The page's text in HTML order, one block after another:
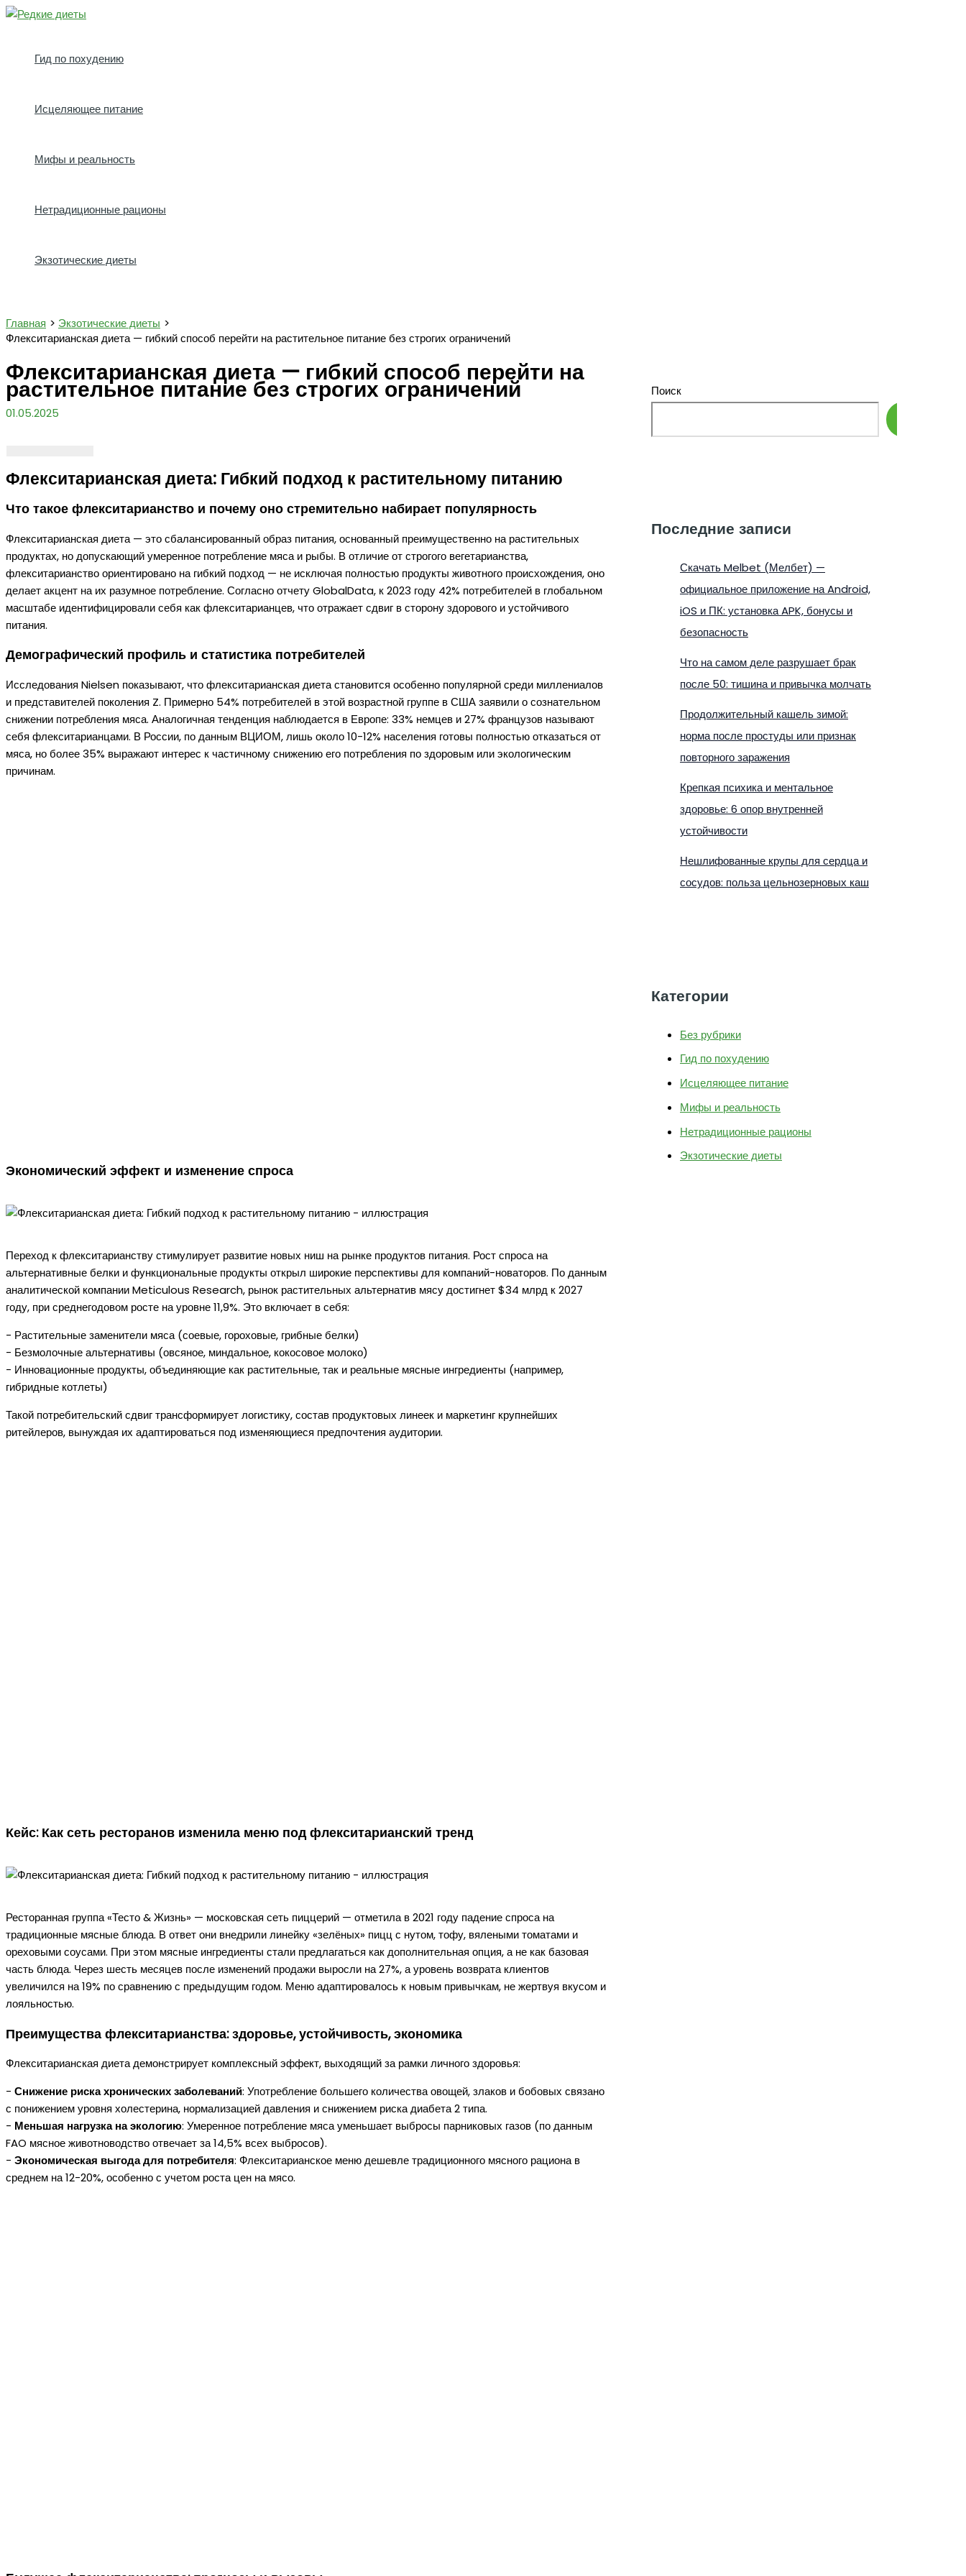
Перейти
Гид по похудению
Исцеляющее питание
Мифы и реальность
Нетрадиционные рационы
Экзотические диеты
Главная
Экзотические диеты
Флекситарианская диета — гибкий способ перейти на растительное питание без строгих ограничений
Флекситарианская диета — гибкий способ перейти на
растительное питание без строгих ограничений
01.05.2025
Флекситарианская диета: Гибкий подход к растительному питанию
Что такое флекситарианство и почему оно стремительно набирает популярность
Флекситарианская диета — это сбалансированный образ питания, основанный преимущественно на растительных
продуктах, но допускающий умеренное потребление мяса и рыбы. В отличие от строгого вегетарианства,
флекситарианство ориентировано на гибкий подход — не исключая полностью продукты животного происхождения, оно
делает акцент на их разумное потребление. Согласно отчету GlobalData, к 2023 году 42% потребителей в глобальном
масштабе идентифицировали себя как флекситарианцев, что отражает сдвиг в сторону здорового и устойчивого
питания.
Демографический профиль и статистика потребителей
Исследования Nielsen показывают, что флекситарианская диета становится особенно популярной среди миллениалов
и представителей поколения Z. Примерно 54% потребителей в этой возрастной группе в США заявили о сознательном
снижении потребления мяса. Аналогичная тенденция наблюдается в Европе: 33% немцев и 27% французов называют
себя флекситарианцами. В России, по данным ВЦИОМ, лишь около 10-12% населения готовы полностью отказаться от
мяса, но более 35% выражают интерес к частичному снижению его потребления по здоровым или экологическим
причинам.
Экономический эффект и изменение спроса
Переход к флекситарианству стимулирует развитие новых ниш на рынке продуктов питания. Рост спроса на
альтернативные белки и функциональные продукты открыл широкие перспективы для компаний-новаторов. По данным
аналитической компании Meticulous Research, рынок растительных альтернатив мясу достигнет $34 млрд к 2027
году, при среднегодовом росте на уровне 11,9%. Это включает в себя:
- Растительные заменители мяса (соевые, гороховые, грибные белки)
- Безмолочные альтернативы (овсяное, миндальное, кокосовое молоко)
- Инновационные продукты, объединяющие как растительные, так и реальные мясные ингредиенты (например,
гибридные котлеты)
Такой потребительский сдвиг трансформирует логистику, состав продуктовых линеек и маркетинг крупнейших
ритейлеров, вынуждая их адаптироваться под изменяющиеся предпочтения аудитории.
Кейс: Как сеть ресторанов изменила меню под флекситарианский тренд
Ресторанная группа «Тесто & Жизнь» — московская сеть пиццерий — отметила в 2021 году падение спроса на
традиционные мясные блюда. В ответ они внедрили линейку «зелёных» пицц с нутом, тофу, вялеными томатами и
ореховыми соусами. При этом мясные ингредиенты стали предлагаться как дополнительная опция, а не как базовая
часть блюда. Через шесть месяцев после изменений продажи выросли на 27%, а уровень возврата клиентов
увеличился на 19% по сравнению с предыдущим годом. Меню адаптировалось к новым привычкам, не жертвуя вкусом и
лояльностью.
Преимущества флекситарианства: здоровье, устойчивость, экономика
Флекситарианская диета демонстрирует комплексный эффект, выходящий за рамки личного здоровья:
- Снижение риска хронических заболеваний: Употребление большего количества овощей, злаков и бобовых связано
с понижением уровня холестерина, нормализацией давления и снижением риска диабета 2 типа.
- Меньшая нагрузка на экологию: Умеренное потребление мяса уменьшает выбросы парниковых газов (по данным
FAO мясное животноводство отвечает за 14,5% всех выбросов).
- Экономическая выгода для потребителя: Флекситарианское меню дешевле традиционного мясного рациона в
среднем на 12-20%, особенно с учетом роста цен на мясо.
Поиск
Последние записи
Скачать Melbet (Мелбет) —
официальное приложение на Android,
iOS и ПК: установка APK, бонусы и
безопасность
Что на самом деле разрушает брак
после 50: тишина и привычка молчать
Продолжительный кашель зимой:
норма после простуды или признак
повторного заражения
Крепкая психика и ментальное
здоровье: 6 опор внутренней
устойчивости
Нешлифованные крупы для сердца и
сосудов: польза цельнозерновых каш
Категории
Без рубрики
Гид по похудению
Исцеляющее питание
Мифы и реальность
Нетрадиционные рационы
Экзотические диеты